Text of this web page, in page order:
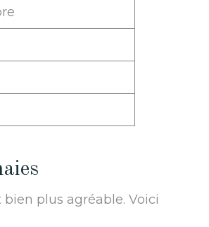
bien plus agréable. Voici